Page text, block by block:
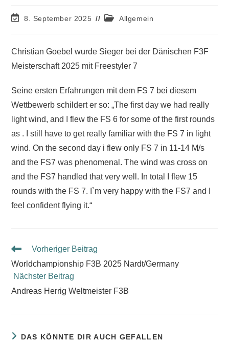
8. September 2025 Allgemein
Christian Goebel wurde Sieger bei der Dänischen F3F
Meisterschaft 2025 mit Freestyler 7
Seine ersten Erfahrungen mit dem FS 7 bei diesem
Wettbewerb schildert er so: „The first day we had really
light wind, and I flew the FS 6 for some of the first rounds
as . I still have to get really familiar with the FS 7 in light
wind. On the second day i flew only FS 7 in 11-14 M/s
and the FS7 was phenomenal. The wind was cross on
and the FS7 handled that very well. In total I flew 15
rounds with the FS 7. I`m very happy with the FS7 and I
feel confident flying it.“
Vorheriger Beitrag
Worldchampionship F3B 2025 Nardt/Germany
Nächster Beitrag
Andreas Herrig Weltmeister F3B
DAS KÖNNTE DIR AUCH GEFALLEN